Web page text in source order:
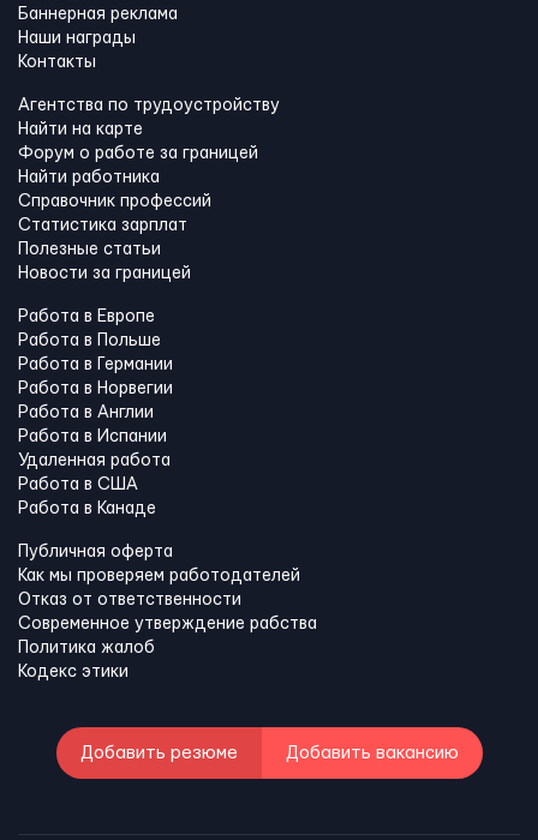
Баннерная реклама
Наши награды
Контакты
Агентства по трудоустройству
Найти на карте
Форум о работе за границей
Найти работника
Справочник профессий
Статистика зарплат
Полезные статьи
Новости за границей
Работа в Европе
Работа в Польше
Работа в Германии
Работа в Норвегии
Работа в Англии
Работа в Испании
Удаленная работа
Работа в США
Работа в Канадe
Публичная оферта
Как мы проверяем работодателей
Отказ от ответственности
Современное утверждение рабства
Политика жалоб
Кодекс этики
Добавить резюме Добавить вакансию